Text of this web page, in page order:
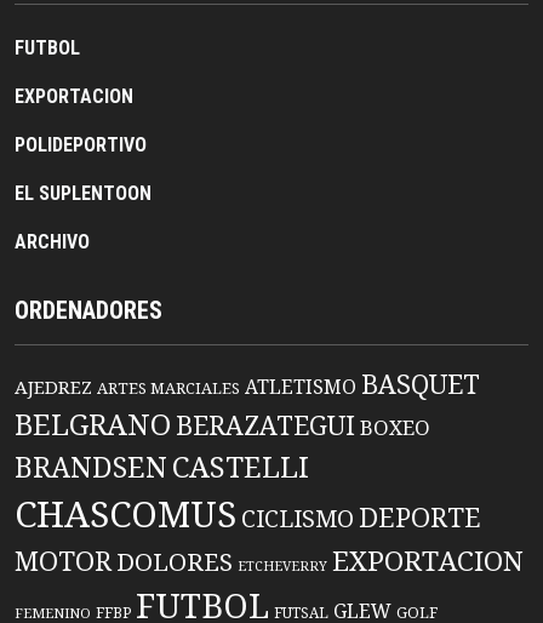
FUTBOL
EXPORTACION
POLIDEPORTIVO
EL SUPLENTOON
ARCHIVO
ORDENADORES
AJEDREZ ARTES MARCIALES ATLETISMO BASQUET
BELGRANO BERAZATEGUIBOXEO
BRANDSENCASTELLI
CHASCOMUS CICLISMO DEPORTE
MOTORDOLORES ETCHEVERRY EXPORTACION
FEMENINO FFBP FUTBOL FUTSAL GLEW GOLF